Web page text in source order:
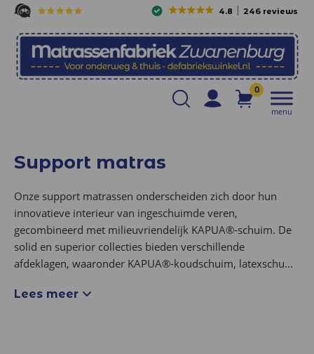
4.8 246 reviews
0
menu
Support matras
Onze support matrassen onderscheiden zich door hun
innovatieve interieur van ingeschuimde veren,
gecombineerd met milieuvriendelijk KAPUA®-schuim. De
solid en superior collecties bieden verschillende
afdeklagen, waaronder KAPUA®-koudschuim, latexschu...
Lees meer